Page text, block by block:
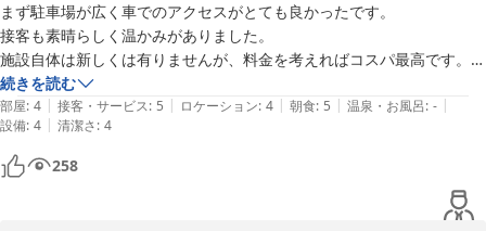
まず駐車場が広く車でのアクセスがとても良かったです。
接客も素晴らしく温かみがありました。
施設自体は新しくは有りませんが、料金を考えればコスパ最高です。
朝食付きにしましたが、景色がとてもよく美味しかったです。
また行きたいです。
続きを読む
部屋: 4 | 接客・サービス: 5 | ロケーション: 4 | 朝食: 5 | 温泉・お風呂: - |
設備: 4 | 清潔さ: 4
258